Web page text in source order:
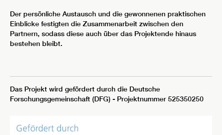
Der persönliche Austausch und die gewonnenen praktischen
Einblicke festigten die Zusammenarbeit zwischen den
Partnern, sodass diese auch über das Projektende hinaus
bestehen bleibt.
Das Projekt wird gefördert durch die Deutsche
Forschungsgemeinschaft (DFG) - Projektnummer 525350250